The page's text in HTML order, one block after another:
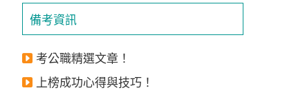
備考資訊
考公職精選文章！
上榜成功心得與技巧！
扣！